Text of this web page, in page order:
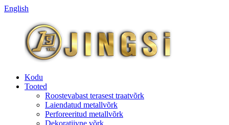
English
Kodu
Tooted
Roostevabast terasest traatvõrk
Laiendatud metallvõrk
Perforeeritud metallvõrk
Dekoratiivne võrk